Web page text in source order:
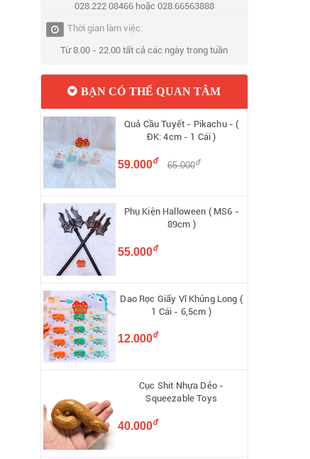
028.222 08466 hoặc 028.66563888
Thời gian làm việc:
Từ 8.00 - 22.00 tất cả các ngày trong tuần
BẠN CÓ THỂ QUAN TÂM
Quả Cầu Tuyết - Pikachu - (
ĐK: 4cm - 1 Cái )
59.000đ 65.000đ
Phụ Kiện Halloween ( MS6 -
89cm )
55.000đ
Dao Rọc Giấy Vĩ Khủng Long (
1 Cái - 6,5cm )
12.000đ
Cục Shit Nhựa Dẻo -
Squeezable Toys
40.000đ